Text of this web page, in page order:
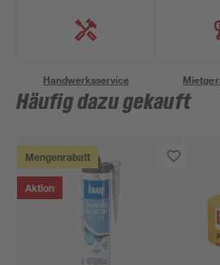
Handwerksservice
Häufig dazu gekauft
Mengenrabatt
Aktion